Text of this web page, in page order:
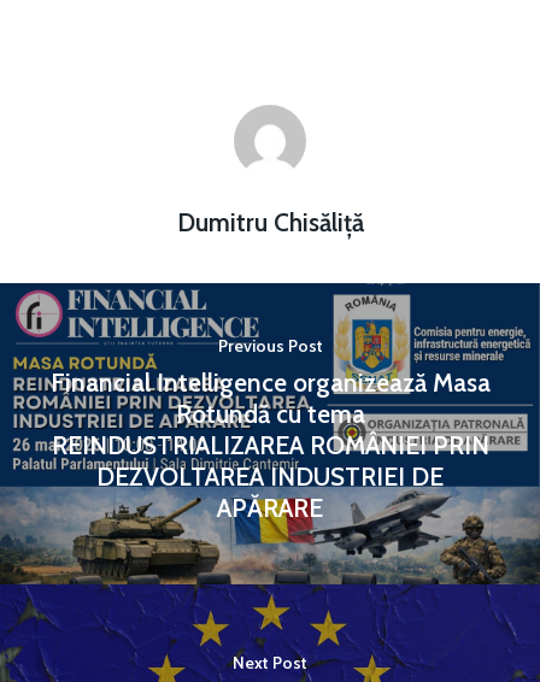
Dumitru Chisăliță
Previous Post
Financial Intelligence organizează Masa
Rotundă cu tema
REINDUSTRIALIZAREA ROMÂNIEI PRIN
DEZVOLTAREA INDUSTRIEI DE
APĂRARE
Next Post